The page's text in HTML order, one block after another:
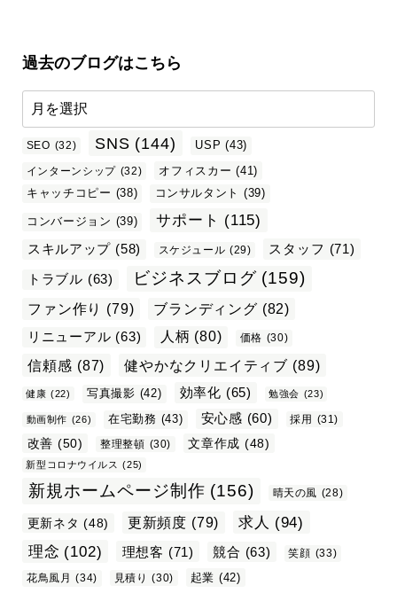
過去のブログはこちら
SEO (32) SNS (144) USP (43)
インターンシップ (32) オフィスカー (41)
キャッチコピー (38) コンサルタント (39)
コンバージョン (39) サポート (115)
スキルアップ (58) スケジュール (29) スタッフ (71)
トラブル (63) ビジネスブログ (159)
ファン作り (79) ブランディング (82)
リニューアル (63) 人柄 (80) 価格 (30)
信頼感 (87) 健やかなクリエイティブ (89)
健康 (22) 写真撮影 (42) 効率化 (65) 勉強会 (23)
動画制作 (26) 在宅勤務 (43) 安心感 (60) 採用 (31)
改善 (50) 整理整頓 (30) 文章作成 (48)
新型コロナウイルス (25)
新規ホームページ制作 (156) 晴天の風 (28)
更新ネタ (48) 更新頻度 (79) 求人 (94)
理念 (102) 理想客 (71) 競合 (63) 笑顔 (33)
花鳥風月 (34) 見積り (30) 起業 (42)